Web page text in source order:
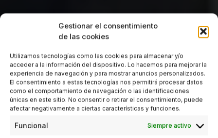
Gestionar el consentimiento
de las cookies
Utilizamos tecnologías como las cookies para almacenar y/o
acceder a la información del dispositivo. Lo hacemos para mejorar la
experiencia de navegación y para mostrar anuncios personalizados.
El consentimiento a estas tecnologías nos permitirá procesar datos
como el comportamiento de navegación o las identificaciones
únicas en este sitio. No consentir o retirar el consentimiento, puede
afectar negativamente a ciertas características y funciones.
Funcional Siempre activo